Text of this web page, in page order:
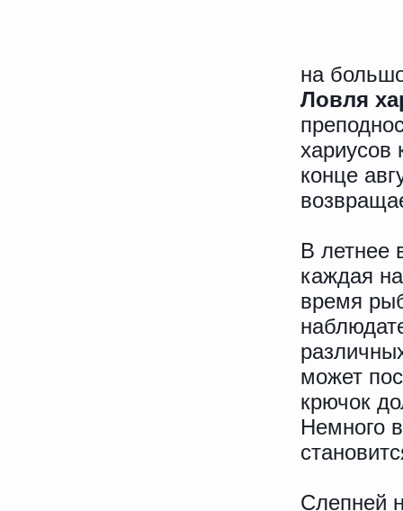
на
Ловля
хариусов
конце
В летнее
каждая
время
может
крючок
Немного
Слепней